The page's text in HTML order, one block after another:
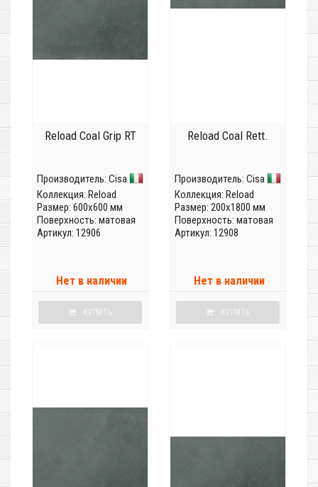
Reload Coal Grip RT
Производитель: Cisa
Коллекция: Reload
Размер: 600x600 мм
Поверхность: матовая
Артикул: 12906
Нет в наличии
КУПИТЬ
Reload Coal Rett.
Производитель: Cisa
Коллекция: Reload
Размер: 200x1800 мм
Поверхность: матовая
Артикул: 12908
Нет в наличии
КУПИТЬ